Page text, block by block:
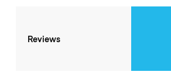
Reviews